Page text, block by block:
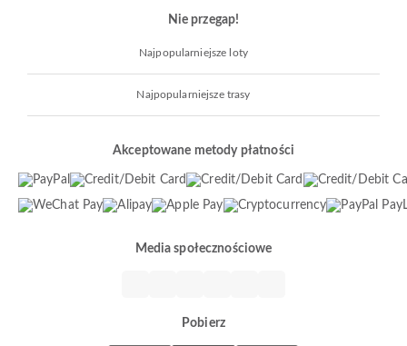
Nie przegap!
Najpopularniejsze loty
Najpopularniejsze trasy
Akceptowane metody płatności
Media społecznościowe
Pobierz